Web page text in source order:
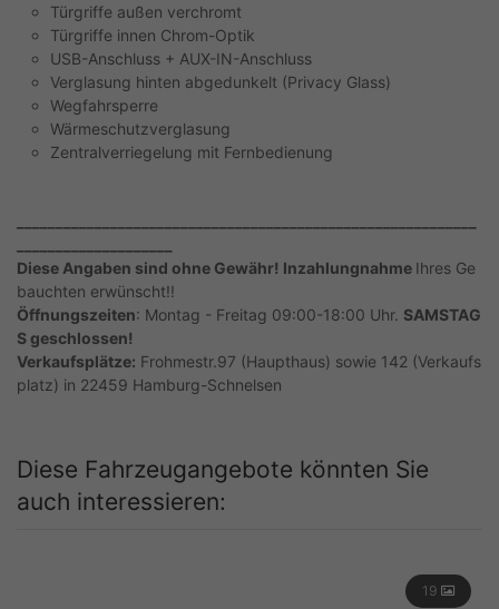
Türgriffe außen verchromt
Türgriffe innen Chrom-Optik
USB-Anschluss + AUX-IN-Anschluss
Verglasung hinten abgedunkelt (Privacy Glass)
Wegfahrsperre
Wärmeschutzverglasung
Zentralverriegelung mit Fernbedienung
Diese Angaben sind ohne Gewähr! Inzahlungnahme Ihres Ge
bauchten erwünscht!!
Öffnungszeiten: Montag - Freitag 09:00-18:00 Uhr. SAMSTAG
S geschlossen!
Verkaufsplätze: Frohmestr.97 (Haupthaus) sowie 142 (Verkaufs
platz) in 22459 Hamburg-Schnelsen
Diese Fahrzeugangebote könnten Sie
auch interessieren:
19